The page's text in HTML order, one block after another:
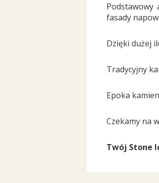
Podstawowy
fasady
Dzięki dużej
Tradycyjny
Epoka
Czekamy na
Twój Stone